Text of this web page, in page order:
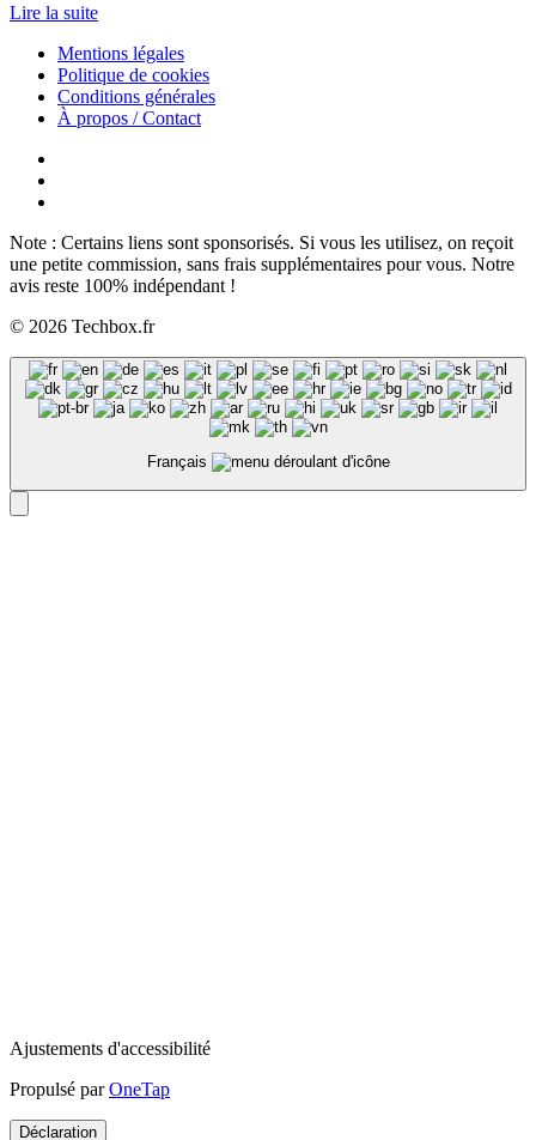
Lire la suite
Mentions légales
Politique de cookies
Conditions générales
À propos / Contact
Note : Certains liens sont sponsorisés. Si vous les utilisez, on reçoit
une petite commission, sans frais supplémentaires pour vous. Notre
avis reste 100% indépendant !
© 2026 Techbox.fr
Français
Ajustements d'accessibilité
Propulsé parOneTap
Déclaration